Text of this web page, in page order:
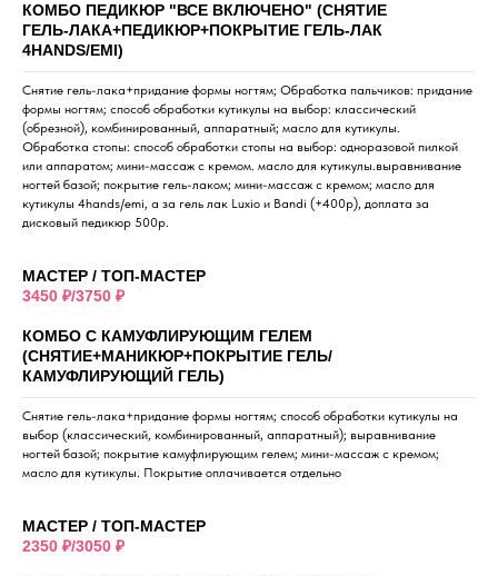
КОМБО ПЕДИКЮР "ВСЕ ВКЛЮЧЕНО" (СНЯТИЕ
ГЕЛЬ-ЛАКА+ПЕДИКЮР+ПОКРЫТИЕ ГЕЛЬ-ЛАК
4HANDS/EMI)
Снятие гель-лака+придание формы ногтям; Обработка пальчиков: придание
формы ногтям; способ обработки кутикулы на выбор: классический
(обрезной), комбинированный, аппаратный; масло для кутикулы.
Обработка стопы: способ обработки стопы на выбор: одноразовой пилкой
или аппаратом; мини-массаж с кремом. масло для кутикулы.выравнивание
ногтей базой; покрытие гель-лаком; мини-массаж с кремом; масло для
кутикулы 4hands/emi, а за гель лак Luxio и Bandi (+400р), доплата за
дисковый педикюр 500р.
МАСТЕР / ТОП-МАСТЕР
3450 ₽/3750 ₽
КОМБО С КАМУФЛИРУЮЩИМ ГЕЛЕМ
(СНЯТИЕ+МАНИКЮР+ПОКРЫТИЕ ГЕЛЬ/
КАМУФЛИРУЮЩИЙ ГЕЛЬ)
Снятие гель-лака+придание формы ногтям; способ обработки кутикулы на
выбор (классический, комбинированный, аппаратный); выравнивание
ногтей базой; покрытие камуфлирующим гелем; мини-массаж с кремом;
масло для кутикулы. Покрытие оплачивается отдельно
МАСТЕР / ТОП-МАСТЕР
2350 ₽/3050 ₽